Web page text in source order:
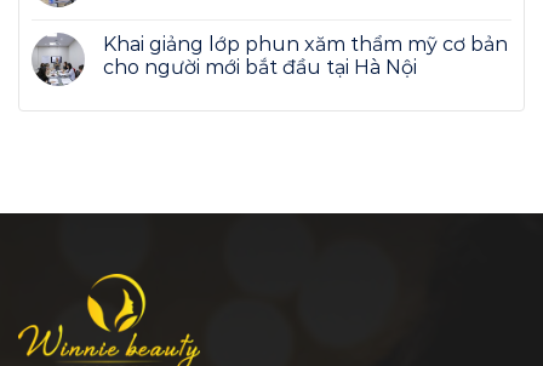
Khai giảng lớp phun xăm thẩm mỹ cơ bản
cho người mới bắt đầu tại Hà Nội